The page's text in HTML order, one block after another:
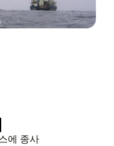
에 종사